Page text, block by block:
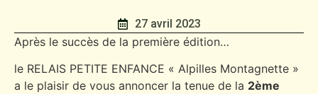
27 avril 2023
Après le succès de la première édition…
le RELAIS PETITE ENFANCE « Alpilles Montagnette »
a le plaisir de vous annoncer la tenue de la 2ème